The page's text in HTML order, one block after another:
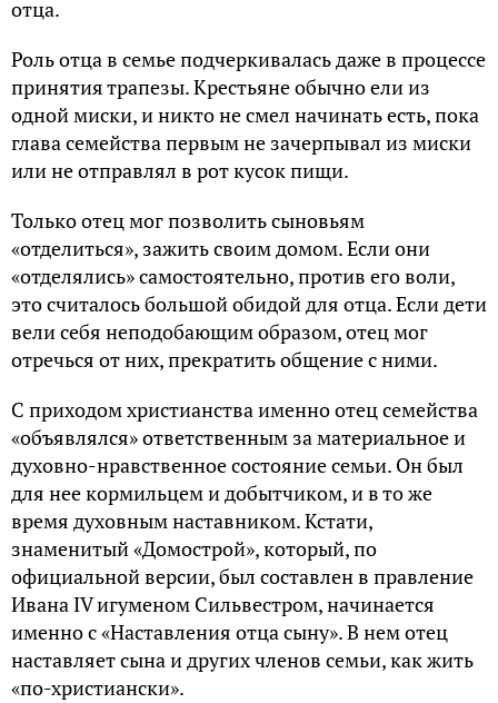
отца.
Роль отца в семье подчеркивалась даже в процессе
принятия трапезы. Крестьяне обычно ели из
одной миски, и никто не смел начинать есть, пока
глава семейства первым не зачерпывал из миски
или не отправлял в рот кусок пищи.
Только отец мог позволить сыновьям
«отделиться», зажить своим домом. Если они
«отделялись» самостоятельно, против его воли,
это считалось большой обидой для отца. Если дети
вели себя неподобающим образом, отец мог
отречься от них, прекратить общение с ними.
С приходом христианства именно отец семейства
«объявлялся» ответственным за материальное и
духовно-нравственное состояние семьи. Он был
для нее кормильцем и добытчиком, и в то же
время духовным наставником. Кстати,
знаменитый «Домострой», который, по
официальной версии, был составлен в правление
Ивана IV игуменом Сильвестром, начинается
именно с «Наставления отца сыну». В нем отец
наставляет сына и других членов семьи, как жить
«по-христиански».